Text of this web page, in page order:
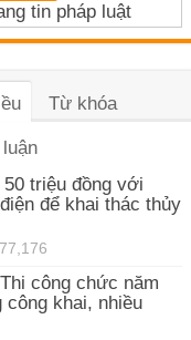
tin pháp luật
Từ khóa
50 triệu đồng với
để khai thác thủy
77,176
công chức năm
công khai, nhiều